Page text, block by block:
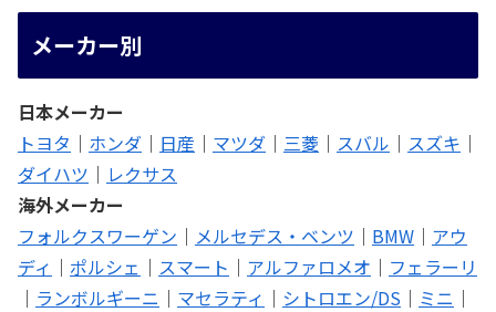
メーカー別
日本メーカー
トヨタ ｜ ホンダ ｜ 日産 ｜ マツダ ｜ 三菱 ｜ スバル ｜ スズキ ｜
ダイハツ ｜ レクサス
海外メーカー
フォルクスワーゲン ｜ メルセデス・ベンツ ｜ BMW ｜ アウ
ディ ｜ ポルシェ ｜ スマート ｜ アルファロメオ ｜ フェラーリ
｜ ランボルギーニ ｜ マセラティ ｜ シトロエン/DS ｜ ミニ ｜